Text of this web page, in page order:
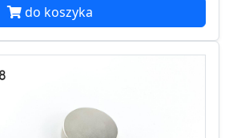
do koszyka